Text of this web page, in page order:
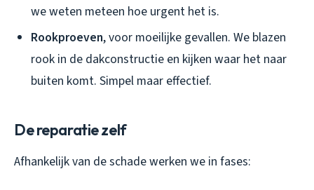
we weten meteen hoe urgent het is.
Rookproeven, voor moeilijke gevallen. We blazen
rook in de dakconstructie en kijken waar het naar
buiten komt. Simpel maar effectief.
De reparatie zelf
Afhankelijk van de schade werken we in fases: